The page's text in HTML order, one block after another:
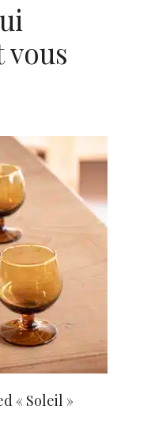
PANIER
« Soleil »